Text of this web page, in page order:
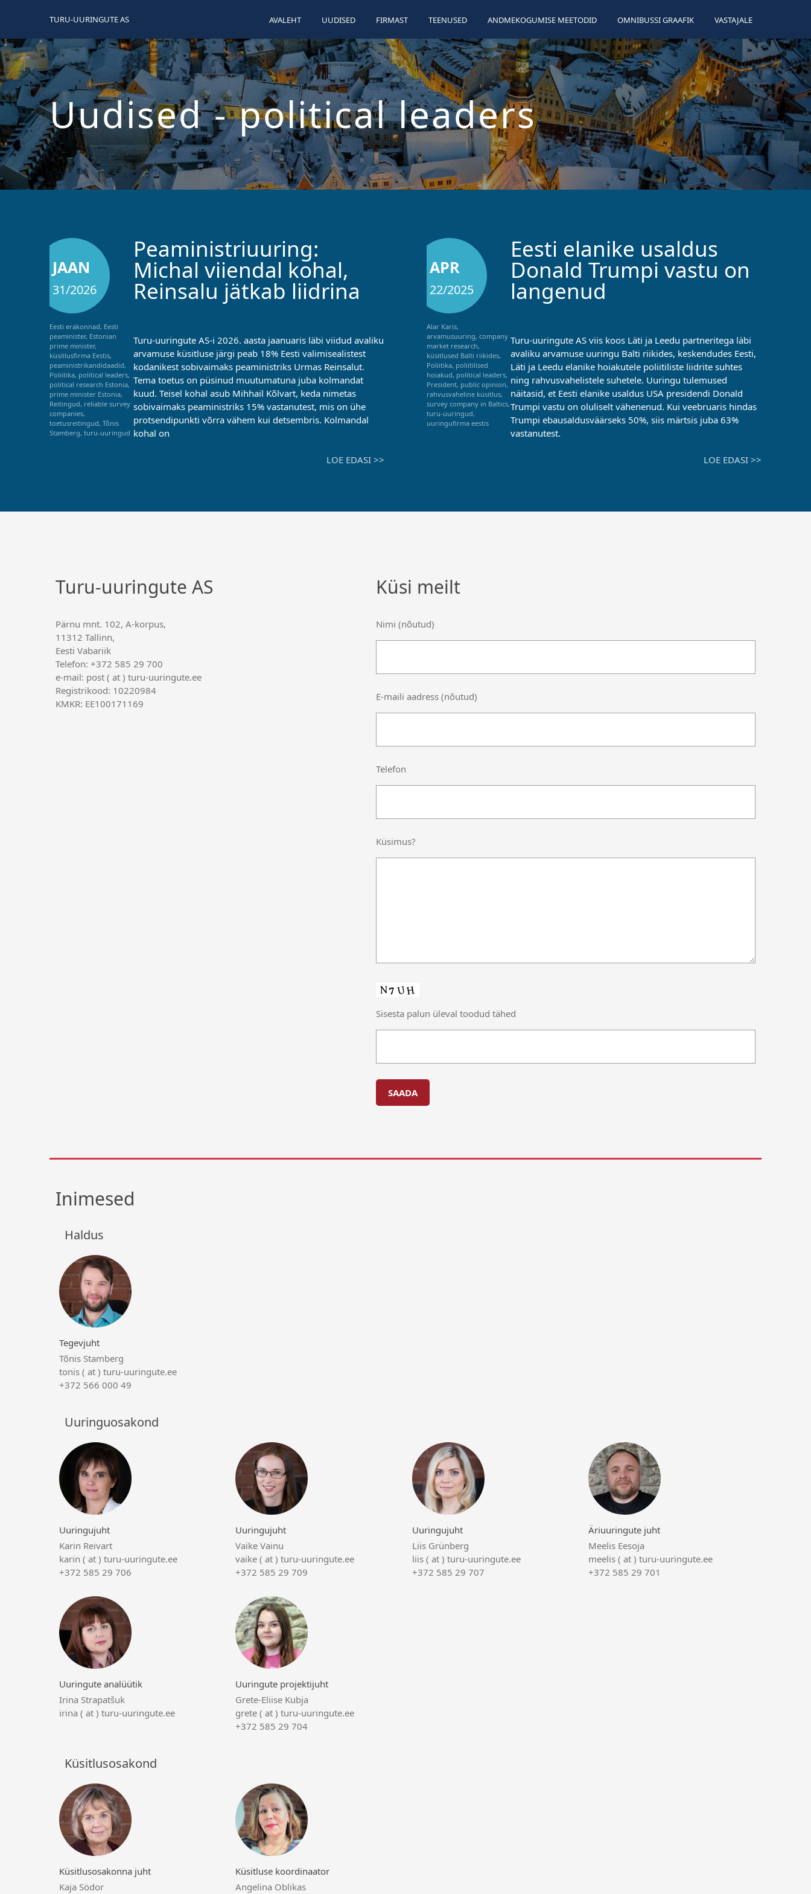
TURU-UURINGUTE AS AVALEHT UUDISED FIRMAST TEENUSED ANDMEKOGUMISE MEETODID OMNIBUSSI GRAAFIK VASTAJALE
Uudised- political leaders
JAAN
31/2026
Eesti erakonnad, Eesti
peaminister, Estonian
prime minister,
küsitlusfirma Eestis,
peaministrikandidaadid,
Poliitika, political leaders,
political research Estonia,
prime minister Estonia,
Reitingud, reliable survey
companies,
toetusreitingud, Tõnis
Stamberg, turu-uuringud
Peaministriuuring:
Michal viiendal kohal,
Reinsalu jätkab liidrina
Turu-uuringute AS-i 2026. aasta jaanuaris läbi viidud avaliku
arvamuse küsitluse järgi peab 18% Eesti valimisealistest
kodanikest sobivaimaks peaministriks Urmas Reinsalut.
Tema toetus on püsinud muutumatuna juba kolmandat
kuud. Teisel kohal asub Mihhail Kõlvart, keda nimetas
sobivaimaks peaministriks 15% vastanutest, mis on ühe
protsendipunkti võrra vähem kui detsembris. Kolmandal
kohal on
LOE EDASI >>
APR
22/2025
Alar Karis,
arvamusuuring,company
market research,
küsitlused Balti riikides,
Poliitika, poliitilised
hoiakud, political leaders,
President, public opinion,
rahvusvaheline küsitlus,
survey company in Baltics,
turu-uuringud,
uuringufirma eestis
Eesti elanike usaldus
Donald Trumpi vastu on
langenud
Turu-uuringute AS viis koos Läti ja Leedu partneritega läbi
avaliku arvamuse uuringu Balti riikides, keskendudes Eesti,
Läti ja Leedu elanike hoiakutele poliitiliste liidrite suhtes
ning rahvusvahelistele suhetele. Uuringu tulemused
näitasid, et Eesti elanike usaldus USA presidendi Donald
Trumpi vastu on oluliselt vähenenud. Kui veebruaris hindas
Trumpi ebausaldusväärseks 50%, siis märtsis juba 63%
vastanutest.
LOE EDASI >>
Turu-uuringute AS
Pärnu mnt. 102, A-korpus,
11312 Tallinn,
Eesti Vabariik
Telefon: +372 585 29 700
e-mail: post ( at ) turu-uuringute.ee
Registrikood: 10220984
KMKR: EE100171169
Küsi meilt
Nimi (nõutud)
E-maili aadress (nõutud)
Telefon
Küsimus?
Sisesta palun üleval toodud tähed
Inimesed
Haldus
Tegevjuht
Tõnis Stamberg
tonis ( at ) turu-uuringute.ee
+372 566 000 49
Uuringuosakond
Uuringujuht
Karin Reivart
karin ( at ) turu-uuringute.ee
+372 585 29 706
Uuringujuht
Vaike Vainu
vaike ( at ) turu-uuringute.ee
+372 585 29 709
Uuringujuht
Liis Grünberg
liis ( at ) turu-uuringute.ee
+372 585 29 707
Äriuuringute juht
Meelis Eesoja
meelis ( at ) turu-uuringute.ee
+372 585 29 701
Uuringute analüütik
Irina Strapatšuk
irina ( at ) turu-uuringute.ee
Uuringute projektijuht
Grete-Eliise Kubja
grete ( at ) turu-uuringute.ee
+372 585 29 704
Küsitlusosakond
Küsitlusosakonna juht
Kaja Södor
Küsitluse koordinaator
Angelina Oblikas